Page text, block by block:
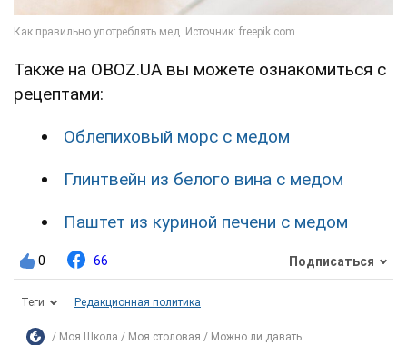
Также на OBOZ.UA вы можете ознакомиться с
рецептами:
Облепиховый морс с медом
Глинтвейн из белого вина с медом
Паштет из куриной печени с медом
0 66 Подписаться
Теги Редакционная политика
Моя Школа Моя столовая Можно ли давать...